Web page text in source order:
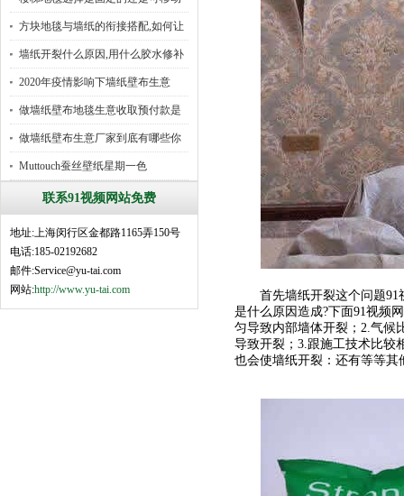
好
方块地毯与墙纸的衔接搭配,如何让
墙纸开裂什么原因,用什么胶水修补
2020年疫情影响下墙纸壁布生意
做墙纸壁布地毯生意收取预付款是
行
做墙纸壁布生意厂家到底有哪些你
所
Muttouch蚕丝壁纸星期一色
联系91视频网站免费
地址:上海闵行区金都路1165弄150号
电话:185-02192682
邮件:Service@yu-tai.com
网站:http://www.yu-tai.com
首先墙纸开裂这个问题91视
是什么原因造成?下面91视频
匀导致内部墙体开裂；2.气
导致开裂；3.跟施工技术比
也会使墙纸开裂：还有等等